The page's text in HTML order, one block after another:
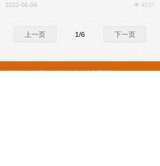
넶 4531
2022-06-04
上一页 下一页
1/6
友情链接：中国针灸学会 广东省中医药学会